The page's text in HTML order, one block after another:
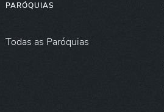
PARÓQUIAS
Todas as Paróquias